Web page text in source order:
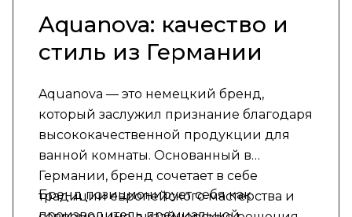
Aquanova: качество и
стиль из Германии
Aquanova — это немецкий бренд,
который заслужил признание благодаря
высококачественной продукции для
ванной комнаты. Основанный в
Германии, бренд сочетает в себе
традиции европейского мастерства и
Бренд позиционирует себя как